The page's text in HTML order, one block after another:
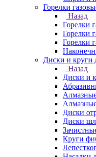
Горелки
Назад
Горелки
Горелки
Горелки
Диски и
Назад
Диски и
Диски
Диски
Круги